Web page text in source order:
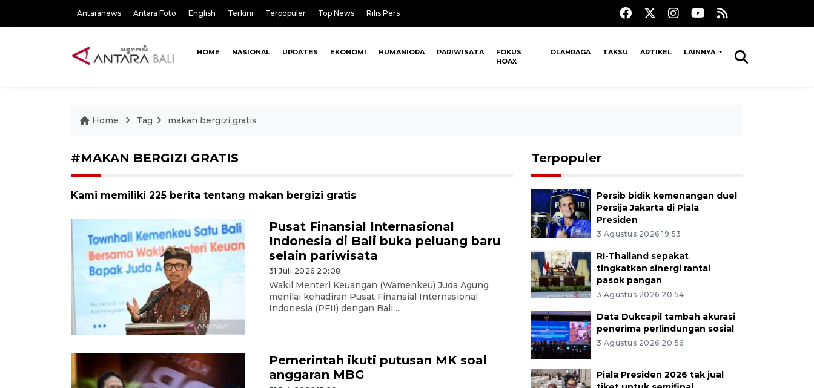
Antaranews Antara Foto English Terkini Terpopuler Top News Rilis Pers
HOME NASIONAL UPDATES EKONOMI HUMANIORA PARIWISATA
FOKUS
HOAX
OLAHRAGA TAKSU ARTIKEL LAINNYA
Home Tag makan bergizi gratis
#MAKAN BERGIZI GRATIS
Kami memiliki 225 berita tentang makan bergizi gratis
Pusat Finansial Internasional
Indonesia di Bali buka peluang baru
selain pariwisata
31 Juli 2026 20:08
Wakil Menteri Keuangan (Wamenkeu) Juda Agung
menilai kehadiran Pusat Finansial Internasional
Indonesia (PFII) dengan Bali ...
Pemerintah ikuti putusan MK soal
anggaran MBG
Terpopuler
Persib bidik kemenangan duel
Persija Jakarta di Piala
Presiden
3 Agustus 2026 19:53
RI-Thailand sepakat
tingkatkan sinergi rantai
pasok pangan
3 Agustus 2026 20:54
Data Dukcapil tambah akurasi
penerima perlindungan sosial
3 Agustus 2026 20:56
Piala Presiden 2026 tak jual